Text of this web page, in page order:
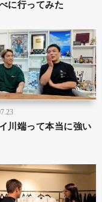
に行ってみた
川端って本当に強い